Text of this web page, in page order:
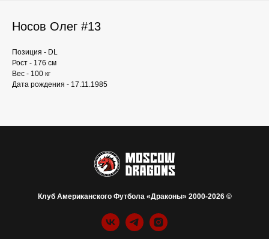
Носов Олег #13
Позиция - DL
Рост - 176 см
Вес - 100 кг
Дата рождения - 17.11.1985
Клуб Американского Футбола «Драконы» 2000-2026 ©